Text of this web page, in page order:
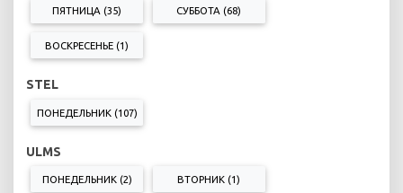
ПЯТНИЦА (35) СУББОТА (68)
ВОСКРЕСЕНЬЕ (1)
STEL
ПОНЕДЕЛЬНИК (107)
ULMS
ПОНЕДЕЛЬНИК (2) ВТОРНИК (1)